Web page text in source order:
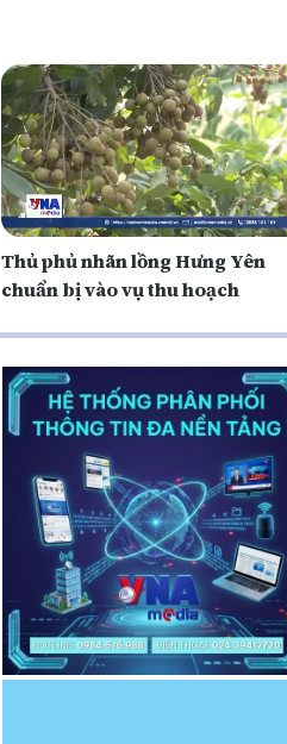
Thủ phủ nhãn lồng Hưng Yên
chuẩn bị vào vụ thu hoạch